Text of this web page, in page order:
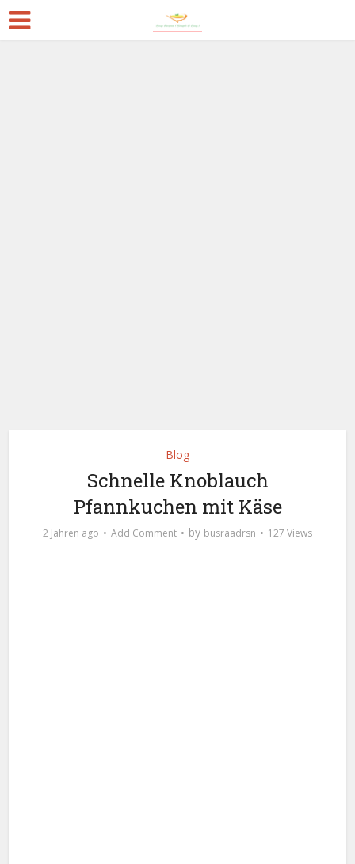
Blog
Schnelle Knoblauch
Pfannkuchen mit Käse
2 Jahren ago Add Comment by busraadrsn 127 Views